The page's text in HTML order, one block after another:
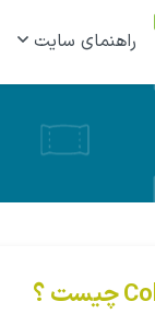
راهنمای سایت